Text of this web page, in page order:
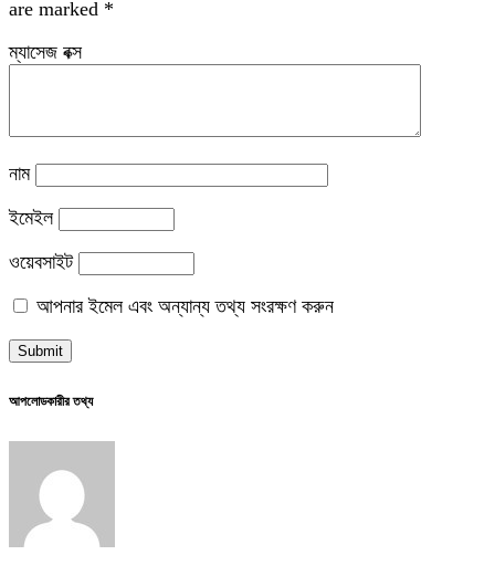
are marked *
ম্যাসেজ বক্স
নাম
ইমেইল
ওয়েবসাইট
আপনার ইমেল এবং অন্যান্য তথ্য সংরক্ষণ করুন
আপলোডকারীর তথ্য